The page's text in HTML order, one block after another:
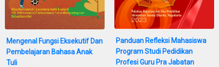
Mengenal Fungsi Eksekutif Dan
Pembelajaran Bahasa Anak
Tuli
Panduan Refleksi Mahasiswa
Program Studi Pedidikan
Profesi Guru Pra Jabatan